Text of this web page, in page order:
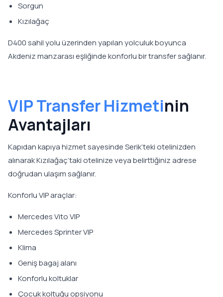
Sorgun
Kızılağaç
D400 sahil yolu üzerinden yapılan yolculuk boyunca
Akdeniz manzarası eşliğinde konforlu bir transfer sağlanır.
VIP Transfer Hizmetinin
Avantajları
Kapıdan kapıya hizmet sayesinde Serik’teki otelinizden
alınarak Kızılağaç’taki otelinize veya belirttiğiniz adrese
doğrudan ulaşım sağlanır.
Konforlu VIP araçlar:
Mercedes Vito VIP
Mercedes Sprinter VIP
Klima
Geniş bagaj alanı
Konforlu koltuklar
Çocuk koltuğu opsiyonu